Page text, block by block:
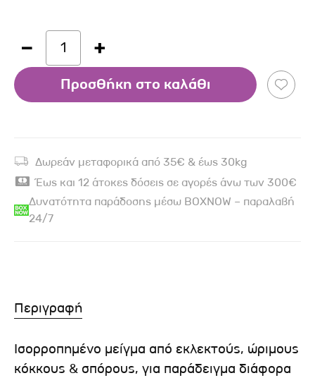
1
Προσθήκη στο καλάθι
Δωρεάν μεταφορικά από 35€ & έως 30kg
Έως και 12 άτοκες δόσεις σε αγορές άνω των 300€
Δυνατότητα παράδοσης μέσω BOXNOW – παραλαβή
24/7
Περιγραφή
Ισορροπημένο μείγμα από εκλεκτούς, ώριμους
κόκκους & σπόρους, για παράδειγμα διάφορα